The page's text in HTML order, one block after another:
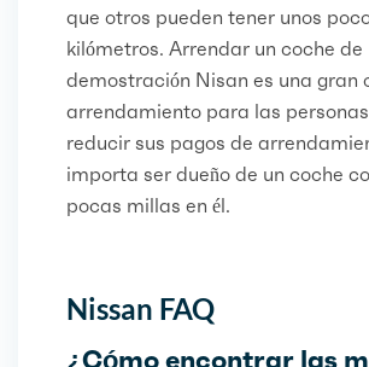
que otros pueden tener unos
kilómetros. Arrendar un coche de
demostración Nisan es una gran
arrendamiento para las
reducir sus pagos de
importa ser dueño de un coche
pocas millas en él.
Nissan FAQ